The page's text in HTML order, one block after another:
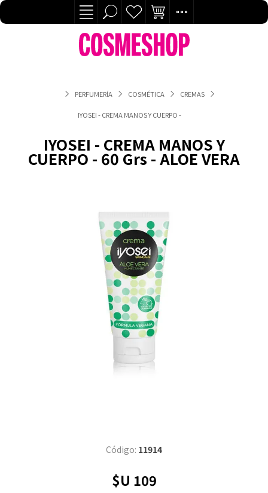
PERFUMERÍA COSMÉTICA CREMAS
IYOSEI - CREMA MANOS Y CUERPO - 60 GRS - ALOE VERA
IYOSEI - CREMA MANOS Y
CUERPO - 60 Grs - ALOE VERA
Código: 11914
$U 109